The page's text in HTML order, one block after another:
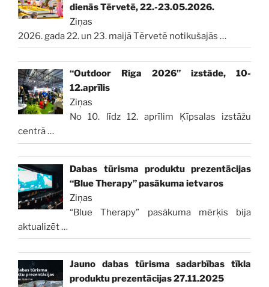
dienās Tērvetē, 22.-23.05.2026.
Ziņas
2026. gada 22. un 23. maijā Tērvetē notikušajās …
“Outdoor Riga 2026” izstāde, 10-
12.aprīlis
Ziņas
No 10. līdz 12. aprīlim Ķīpsalas izstāžu
centrā…
Dabas tūrisma produktu prezentācijas
“Blue Therapy” pasākuma ietvaros
Ziņas
“Blue Therapy” pasākuma mērķis bija
aktualizēt…
Jauno dabas tūrisma sadarbības tīkla
produktu prezentācijas 27.11.2025